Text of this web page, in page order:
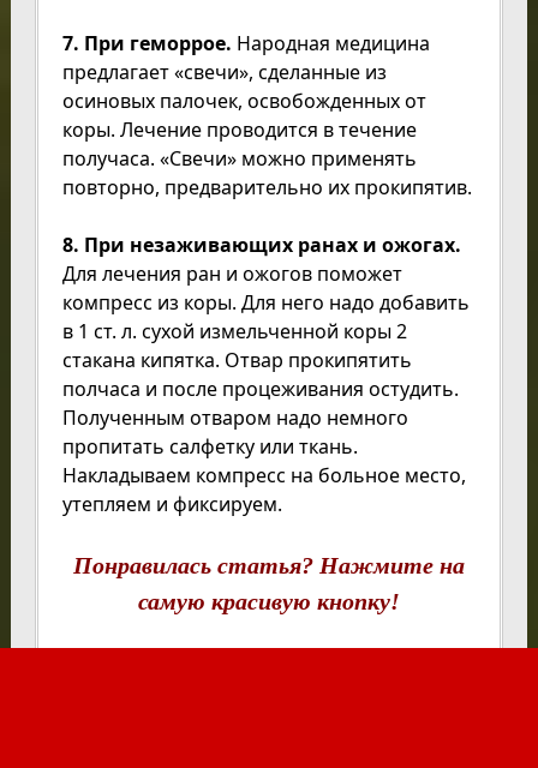
7. При геморрое. Народная медицина
предлагает «свечи», сделанные из
осиновых палочек, освобожденных от
коры. Лечение проводится в течение
получаса. «Свечи» можно применять
повторно, предварительно их прокипятив.
8. При незаживающих ранах и ожогах.
Для лечения ран и ожогов поможет
компресс из коры. Для него надо добавить
в 1 ст. л. сухой измельченной коры 2
стакана кипятка. Отвар прокипятить
полчаса и после процеживания остудить.
Полученным отваром надо немного
пропитать салфетку или ткань.
Накладываем компресс на больное место,
утепляем и фиксируем.
Понравилась статья? Нажмите на
самую красивую кнопку!